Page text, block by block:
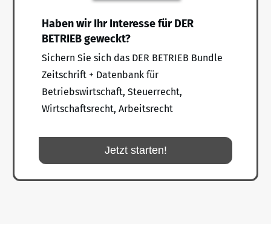
Haben wir Ihr Interesse für DER
BETRIEB geweckt?
Sichern Sie sich das DER BETRIEB Bundle
Zeitschrift + Datenbank für
Betriebswirtschaft, Steuerrecht,
Wirtschaftsrecht, Arbeitsrecht
Jetzt starten!